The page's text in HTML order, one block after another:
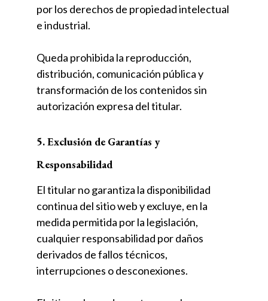
por los derechos de propiedad intelectual
e industrial.
Queda prohibida la reproducción,
distribución, comunicación pública y
transformación de los contenidos sin
autorización expresa del titular.
5. Exclusión de Garantías y
Responsabilidad
El titular no garantiza la disponibilidad
continua del sitio web y excluye, en la
medida permitida por la legislación,
cualquier responsabilidad por daños
derivados de fallos técnicos,
interrupciones o desconexiones.